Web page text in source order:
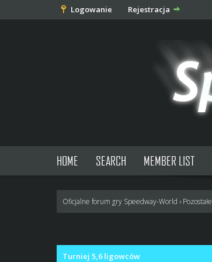
Logowanie Rejestracja
HOME SEARCH MEMBER LIST
Oficjalne forum gry Speedway-World › Pozostałe
Turniej 5,6 ligowców